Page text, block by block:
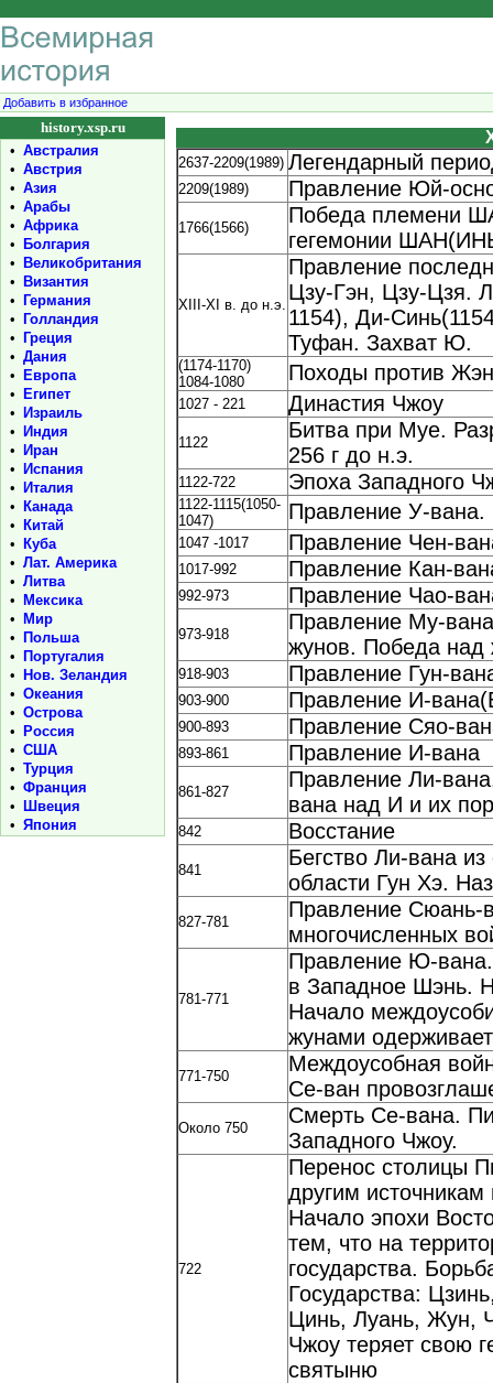
Добавить в избранное
history.xsp.ru
• Австралия
• Австрия
• Азия
• Арабы
• Африка
•
Болгария
•
Великобритания
•
Византия
•
Германия
•
Голландия
•
Греция
• Дания
•
Европа
•
Египет
•
Израиль
•
Индия
•
Иран
•
Испания
•
Италия
•
Канада
•
Китай
•
Куба
• Лат. Америка
• Литва
•
Мексика
•
Мир
•
Польша
•
Португалия
•
Нов. Зеландия
• Океания
• Острова
•
Россия
• США
• Турция
• Франция
•
Швеция
• Япония
2637-2209(1989) Легендарный
2209(1989) Правление Юй-
1766(1566)
Победа племени
гегемонии
XIII-XI в. до н.э.
Правление
Цзу-Гэн, Цзу-Цзя.
1154), Ди-
Туфан. Захват Ю.
(1174-1170)
1084-1080
Походы против
1027 - 221 Династия Чжоу
1122
Битва при Муе.
256 г до н.э.
1122-722 Эпоха Западного
1122-1115(1050-
1047)
Правление У-вана.
1047 -1017 Правление Чен-
1017-992 Правление Кан-
992-973 Правление Чао-
973-918
Правление Му-
жунов. Победа над
918-903 Правление Гун-
903-900 Правление И-
900-893 Правление Cяо-
893-861 Правление И-вана
861-827
Правление Ли-
вана над И и их
842 Восстание
841
Бегство Ли-вана
области Гун Хэ.
827-781
Правление Сюань-
многочисленных
781-771
Правление Ю-
в Западное Шэнь.
Начало
жунами
771-750
Междоусобная
Се-ван
Около 750
Смерть Се-вана.
Западного Чжоу.
722
Перенос столицы
другим
Начало эпохи
тем, что на
государства.
Государства:
Цинь, Луань, Жун,
Чжоу теряет свою
святыню